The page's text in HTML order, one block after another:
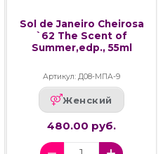
Sol de Janeiro Cheirosa
`62 The Scent of
Summer,edp., 55ml
Артикул: Д08-МПА-9
Женский
480.00 руб.